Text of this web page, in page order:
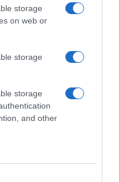
storage
on web or
storage
storage
and other
το γαλλικό
τους τροχούς
Αεροπορία